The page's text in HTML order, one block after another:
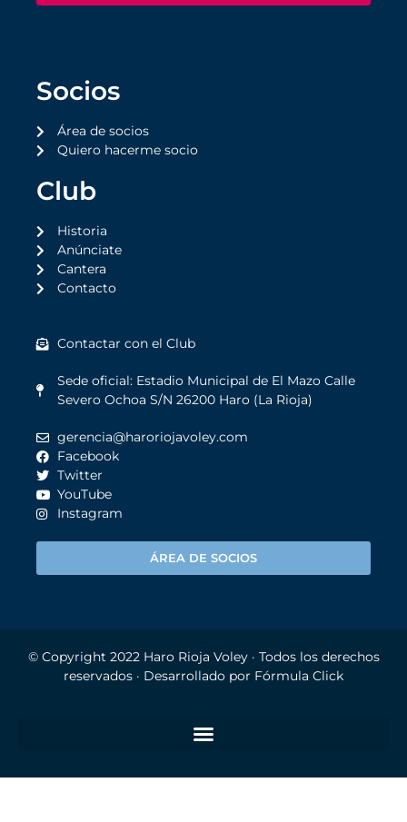
Socios
Área de socios
Quiero hacerme socio
Club
Historia
Anúnciate
Cantera
Contacto
Contactar con el Club
Sede oficial: Estadio Municipal de El Mazo Calle
Severo Ochoa S/N 26200 Haro (La Rioja)
gerencia@haroriojavoley.com
Facebook
Twitter
YouTube
Instagram
ÁREA DE SOCIOS
© Copyright 2022 Haro Rioja Voley· Todos los derechos
reservados · Desarrollado por Fórmula Click